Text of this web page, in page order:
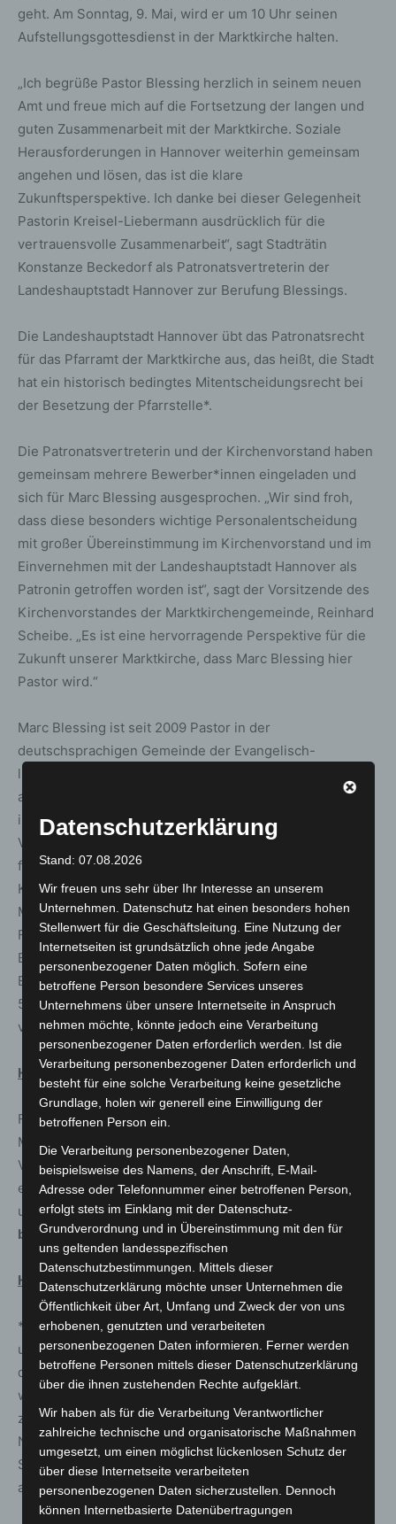
geht. Am Sonntag, 9. Mai, wird er um 10 Uhr seinen
Aufstellungsgottesdienst in der Marktkirche halten.
„Ich begrüße Pastor Blessing herzlich in seinem neuen
Amt und freue mich auf die Fortsetzung der langen und
guten Zusammenarbeit mit der Marktkirche. Soziale
Herausforderungen in Hannover weiterhin gemeinsam
angehen und lösen, das ist die klare
Zukunftsperspektive. Ich danke bei dieser Gelegenheit
Pastorin Kreisel-Liebermann ausdrücklich für die
vertrauensvolle Zusammenarbeit“, sagt Stadträtin
Konstanze Beckedorf als Patronatsvertreterin der
Landeshauptstadt Hannover zur Berufung Blessings.
Die Landeshauptstadt Hannover übt das Patronatsrecht
für das Pfarramt der Marktkirche aus, das heißt, die Stadt
hat ein historisch bedingtes Mitentscheidungsrecht bei
der Besetzung der Pfarrstelle*.
Die Patronatsvertreterin und der Kirchenvorstand haben
gemeinsam mehrere Bewerber*innen eingeladen und
sich für Marc Blessing ausgesprochen. „Wir sind froh,
dass diese besonders wichtige Personalentscheidung
mit großer Übereinstimmung im Kirchenvorstand und im
Einvernehmen mit der Landeshauptstadt Hannover als
Patronin getroffen worden ist“, sagt der Vorsitzende des
Kirchenvorstandes der Marktkirchengemeinde, Reinhard
Scheibe. „Es ist eine hervorragende Perspektive für die
Zukunft unserer Marktkirche, dass Marc Blessing hier
Pastor wird.“
Marc Blessing ist seit 2009 Pastor in der
deutschsprachigen Gemeinde der Evangelisch-
lutherischen Kirche in Genf. Er wuchs in Württemberg
auf und studierte Evangelische Theologie unter anderem
in Bethel, Marburg, Straßburg und Oxford. Auf das
Vikariat in Egestorf und im Predigerseminar Loccum
folgten zehn Jahre als Pastor in der
Kreuzkirchengemeinde in Nordhorn und als lutherischer
Moderator der Ökumenischen Stiftung Kloster
Frenswegen. Marc Blessing bringt vielfältige
Erfahrungen in der internationalen Ökumene, in der
Bildungs- und Kulturarbeit und in der Seelsorge mit. Der
53-Jährige ist mit der Theologin Karin Blessing
verheiratet, das Paar hat fünf Kinder.
Hinweis:
Für diesen Aufstellungsgottesdienst am 9. Mai in der
Marktkirche ist aufgrund der aktuellen Corona-
Verordnung eine Anmeldung für den Gottesdienst
erforderlich
unterhttps://marktkirchehannover.gottesdienst-
besuchen.de/
Hintergrund:
*Das Patronatsrecht stammt aus dem frühen Mittelalter
und ist als eine Art Schirmherrschaft zu verstehen, bei
der die Besetzung von Pfarrstellen eine der Aufgaben
war. Für die Marktkirche hatten im 14. Jahrhundert
zunächst die welfischen Herzöge dieses Recht inne.
Nach der Reformation ging das Patronatsrecht auf die
Stadt Hannover über und wird seitdem vom Rat
ausgeübt.
Datenschutzerklärung
Stand: 07.08.2026
Wir freuen uns sehr über Ihr Interesse an unserem
Unternehmen. Datenschutz hat einen besonders hohen
Stellenwert für die Geschäftsleitung. Eine Nutzung der
Internetseiten ist grundsätzlich ohne jede Angabe
personenbezogener Daten möglich. Sofern eine
betroffene Person besondere Services unseres
Unternehmens über unsere Internetseite in Anspruch
nehmen möchte, könnte jedoch eine Verarbeitung
personenbezogener Daten erforderlich werden. Ist die
Verarbeitung personenbezogener Daten erforderlich und
besteht für eine solche Verarbeitung keine gesetzliche
Grundlage, holen wir generell eine Einwilligung der
betroffenen Person ein.
Die Verarbeitung personenbezogener Daten,
beispielsweise des Namens, der Anschrift, E-Mail-
Adresse oder Telefonnummer einer betroffenen Person,
erfolgt stets im Einklang mit der Datenschutz-
Grundverordnung und in Übereinstimmung mit den für
uns geltenden landesspezifischen
Datenschutzbestimmungen. Mittels dieser
Datenschutzerklärung möchte unser Unternehmen die
Öffentlichkeit über Art, Umfang und Zweck der von uns
erhobenen, genutzten und verarbeiteten
personenbezogenen Daten informieren. Ferner werden
betroffene Personen mittels dieser Datenschutzerklärung
über die ihnen zustehenden Rechte aufgeklärt.
Wir haben als für die Verarbeitung Verantwortlicher
zahlreiche technische und organisatorische Maßnahmen
umgesetzt, um einen möglichst lückenlosen Schutz der
über diese Internetseite verarbeiteten
personenbezogenen Daten sicherzustellen. Dennoch
können Internetbasierte Datenübertragungen